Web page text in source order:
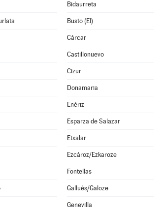
Bidaurreta
Busto (El)
Cárcar
Castillonuevo
Cizur
Donamaria
Enériz
Esparza de Salazar
Etxalar
Ezcároz/Ezkaroze
Fontellas
Gallués/Galoze
Genevilla